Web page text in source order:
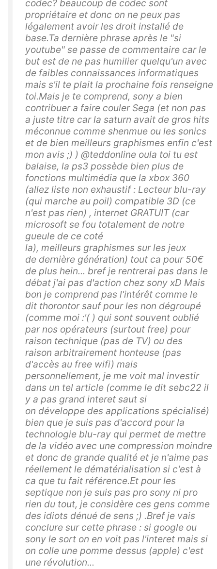
codec? beaucoup de codec sont
propriétaire et donc on ne peux pas
légalement avoir les droit installé de
base.Ta dernière phrase après le "si
youtube" se passe de commentaire car le
but est de ne pas humilier quelqu'un avec
de faibles connaissances informatiques
mais s'il te plait la prochaine fois renseigne
toi.Mais je te comprend, sony a bien
contribuer a faire couler Sega (et non pas
a juste titre car la saturn avait de gros hits
méconnue comme shenmue ou les sonics
et de bien meilleurs graphismes enfin c'est
mon avis ;) ) @teddonline oula toi tu est
balaise, la ps3 possède bien plus de
fonctions multimédia que la xbox 360
(allez liste non exhaustif : Lecteur blu-ray
(qui marche au poil) compatible 3D (ce
n'est pas rien) , internet GRATUIT (car
microsoft se fou totalement de notre
gueule de ce coté
la), meilleurs graphismes sur les jeux
de dernière génération) tout ca pour 50€
de plus hein... bref je rentrerai pas dans le
débat j'ai pas d'action chez sony xD Mais
bon je comprend pas l'intérêt comme le
dit thorontor sauf pour les non dégroupé
(comme moi :'( ) qui sont souvent oublié
par nos opérateurs (surtout free) pour
raison technique (pas de TV) ou des
raison arbitrairement honteuse (pas
d'accès au free wifi) mais
personnellement, je me voit mal investir
dans un tel article (comme le dit sebc22 il
y a pas grand interet saut si
on développe des applications spécialisé)
bien que je suis pas d'accord pour la
technologie blu-ray qui permet de mettre
de la vidéo avec une compression moindre
et donc de grande qualité et je n'aime pas
réellement le dématérialisation si c'est à
ca que tu fait référence.Et pour les
septique non je suis pas pro sony ni pro
rien du tout, je considère ces gens comme
des idiots dénué de sens ;) .Bref je vais
conclure sur cette phrase : si google ou
sony le sort on en voit pas l'interet mais si
on colle une pomme dessus (apple) c'est
une révolution...